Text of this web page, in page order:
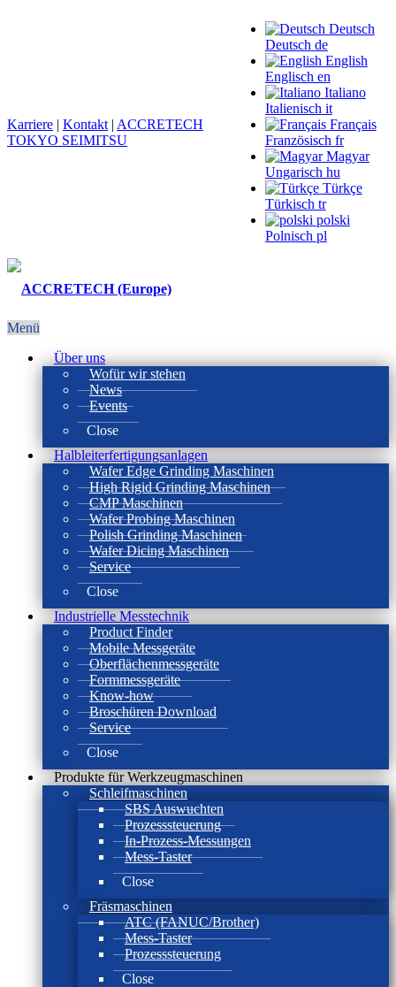
Deutsch
Deutsch de
English
Englisch en
Italiano
Italienisch it
Français
Französisch fr
Magyar
Ungarisch hu
Türkçe
Türkisch tr
polski
Polnisch pl
Karriere | Kontakt | ACCRETECH
TOKYO SEIMITSU
Menü
Über uns
Wofür wir stehen
News
Events
Close
Halbleiterfertigungsanlagen
Wafer Edge Grinding Maschinen
High Rigid Grinding Maschinen
CMP Maschinen
Wafer Probing Maschinen
Polish Grinding Maschinen
Wafer Dicing Maschinen
Service
Close
Industrielle Messtechnik
Product Finder
Mobile Messgeräte
Oberflächenmessgeräte
Formmessgeräte
Know-how
Broschüren Download
Service
Close
Produkte für Werkzeugmaschinen
Schleifmaschinen
SBS Auswuchten
Prozesssteuerung
In-Prozess-Messungen
Mess-Taster
Close
Fräsmaschinen
ATC (FANUC/Brother)
Mess-Taster
Prozesssteuerung
Close